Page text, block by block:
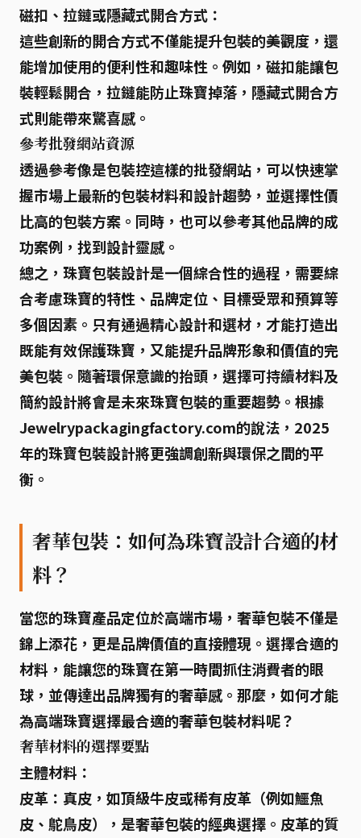
磁扣、拉鏈或隱藏式開合方式：
這些創新的開合方式不僅能提升包裝的美觀度 ，還
能增加使用的便利性和趣味性 。例如， 磁扣能讓包
裝輕鬆開合， 拉鏈能防止珠寶掉落， 隱藏式開合方
式則能帶來驚喜感。
參考批發網站資源
透過參考像是包裝控這樣的批發網站，可以快速掌
握市場上最新的包裝材料和設計趨勢，並選擇性價
比高的包裝方案。同時，也可以參考其他品牌的成
功案例，找到設計靈感。
總之，珠寶包裝設計是一個綜合性的過程，需要綜
合考慮珠寶的特性、品牌定位、目標受眾和預算等
多個因素。只有通過精心設計和選材，才能打造出
既能有效保護珠寶，又能提升品牌形象和價值的完
美包裝。隨著環保意識的抬頭，選擇可持續材料及
簡約設計將會是未來珠寶包裝的重要趨勢。根據
Jewelrypackagingfactory.com的說法，2025
年的珠寶包裝設計將更強調創新與環保之間的平
衡。
奢華包裝：如何為珠寶設計合適的材
料？
當您的珠寶產品定位於高端市場，奢華包裝不僅是
錦上添花，更是品牌價值的直接體現。選擇合適的
材料，能讓您的珠寶在第一時間抓住消費者的眼
球，並傳達出品牌獨有的奢華感。那麼，如何才能
為高端珠寶選擇最合適的奢華包裝材料呢？
奢華材料的選擇要點
主體材料：
皮革： 真皮，如頂級牛皮或稀有皮革（例如鱷魚
皮、鴕鳥皮），是奢華包裝的經典選擇。皮革的質